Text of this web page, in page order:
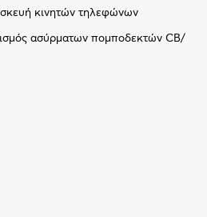
κινητών τηλεφώνων
ασύρματων πομποδεκτών CB/